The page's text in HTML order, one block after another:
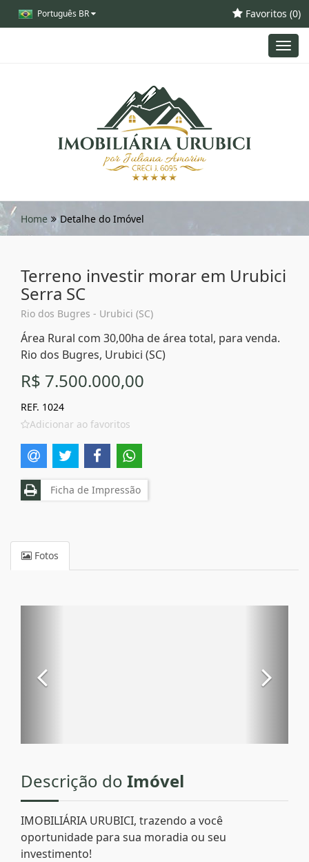
Português BR Favoritos (0)
Home Detalhe do Imóvel
Terreno investir morar em Urubici
Serra SC
Rio dos Bugres - Urubici (SC)
Área Rural com 30,00ha de área total, para venda.
Rio dos Bugres, Urubici (SC)
R$ 7.500.000,00
REF. 1024
Adicionar ao favoritos
Ficha de Impressão
Fotos
Descrição do Imóvel
IMOBILIÁRIA URUBICI, trazendo a você
oportunidade para sua moradia ou seu
investimento!